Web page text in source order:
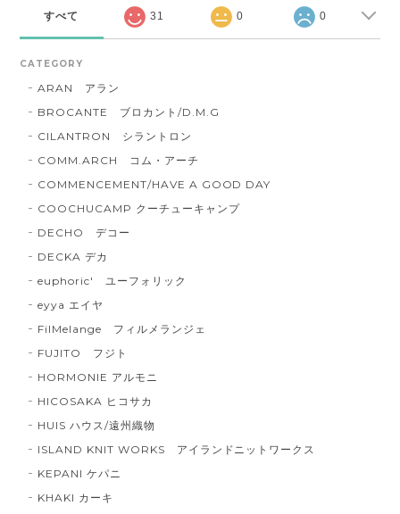
すべて 31 0 0
CATEGORY
ARAN アラン
BROCANTE ブロカント/D.M.G
CILANTRON シラントロン
COMM.ARCH コム・アーチ
COMMENCEMENT/HAVE A GOOD DAY
COOCHUCAMP クーチューキャンプ
DECHO デコー
DECKA デカ
euphoric' ユーフォリック
eyya エイヤ
FilMelange フィルメランジェ
FUJITO フジト
HORMONIE アルモニ
HICOSAKA ヒコサカ
HUIS ハウス/遠州織物
ISLAND KNIT WORKS アイランドニットワークス
KEPANI ケパニ
KHAKI カーキ